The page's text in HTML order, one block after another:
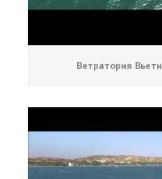
Ветратория